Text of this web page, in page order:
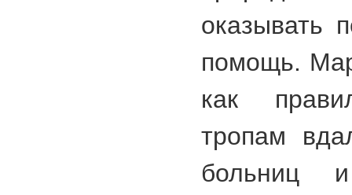
оказывать
помощь.
как
тропам
больниц